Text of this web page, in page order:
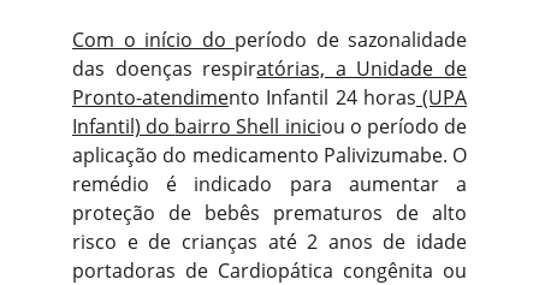
Com o início do período de sazonalidade
das doenças respiratórias, a Unidade de
Pronto-atendimento Infantil 24 horas (UPA
Infantil) do bairro Shell iniciou o período de
aplicação do medicamento Palivizumabe. O
remédio é indicado para aumentar a
proteção de bebês prematuros de alto
risco e de crianças até 2 anos de idade
portadoras de Cardiopática congênita ou